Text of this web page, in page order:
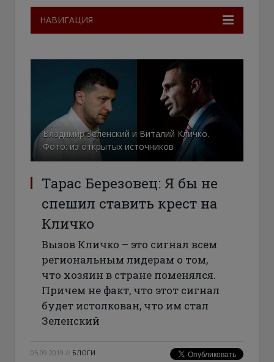
НАВИГАЦИЯ
Владимир Зеленский и Виталий Кличко.
Фото: из открытых источников
Тарас Березовец: Я бы не
спешил ставить крест на
Кличко
Вызов Кличко – это сигнал всем
региональным лидерам о том,
что хозяин в стране поменялся.
Причем не факт, что этот сигнал
будет истолкован, что им стал
Зеленский
05.09.2019 // БЛОГИ